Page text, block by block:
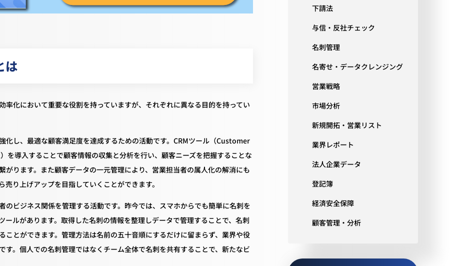
は
化において重要な役割を持っていますが、それぞれに異なる目的を持ってい
化し、最適な顧客満足度を達成するための活動です。CRMツール（Customer
導入することで顧客情報の収集と分析を行い、顧客ニーズを把握することな
がります。また顧客データの一元管理により、営業担当者の属人化の解消にも
り上げアップを目指していくことができます。
ビジネス関係を管理する活動です。昨今では、スマホからでも簡単に名刺を
ルがあります。取得した名刺の情報を整理しデータで管理することで、名刺
ことができます。管理方法は名前の五十音順にするだけに留まらず、業界や役
。個人での名刺管理ではなくチーム全体で名刺を共有することで、新たなビ
下請法
与信・反社チェック
名刺管理
名寄せ・データクレンジング
営業戦略
市場分析
新規開拓・営業リスト
業界レポート
法人企業データ
登記簿
経済安全保障
顧客管理・分析